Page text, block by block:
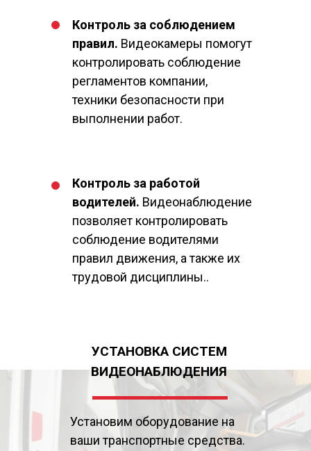
Контроль за соблюдением
правил. Видеокамеры помогут
контролировать соблюдение
регламентов компании,
техники безопасности при
выполнении работ.
Контроль за работой
водителей. Видеонаблюдение
позволяет контролировать
соблюдение водителями
правил движения, а также их
трудовой дисциплины..
УСТАНОВКА СИСТЕМ
ВИДЕОНАБЛЮДЕНИЯ
Установим оборудование на
ваши транспортные средства.